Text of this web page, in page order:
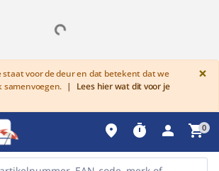
staat voor de deur en dat betekent dat we
samenvoegen. |
Lees hier wat dit voor je
×
place timer person shopping_cart0